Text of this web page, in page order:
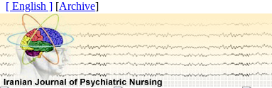
[
Archive
]
[ English ]